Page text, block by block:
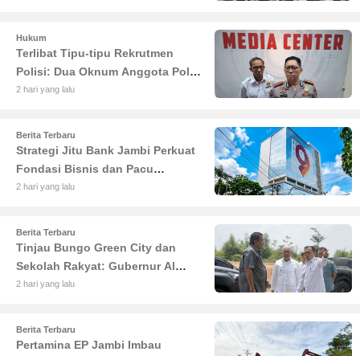
Hukum
Terlibat Tipu-tipu Rekrutmen
Polisi: Dua Oknum Anggota Polda
Jambi Diciduk Propam
2 hari yang lalu
Berita Terbaru
Strategi Jitu Bank Jambi Perkuat
Fondasi Bisnis dan Pacu
Pertumbuhan Ekonomi Jambi
2 hari yang lalu
Berita Terbaru
Tinjau Bungo Green City dan
Sekolah Rakyat: Gubernur Al
Haris Tekankan Sinergi
2 hari yang lalu
Berita Terbaru
Pertamina EP Jambi Imbau